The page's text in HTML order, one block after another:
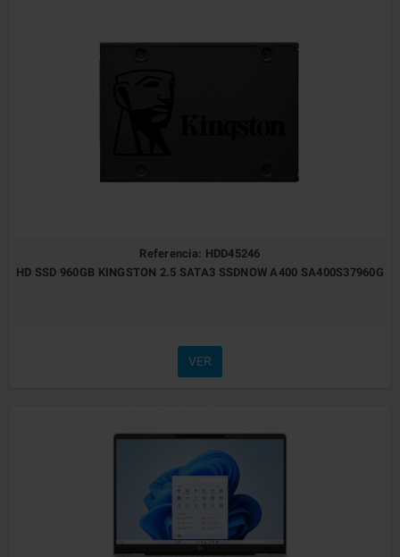
Referencia: HDD45246
HD SSD 960GB KINGSTON 2.5 SATA3 SSDNOW A400 SA400S37960G
VER